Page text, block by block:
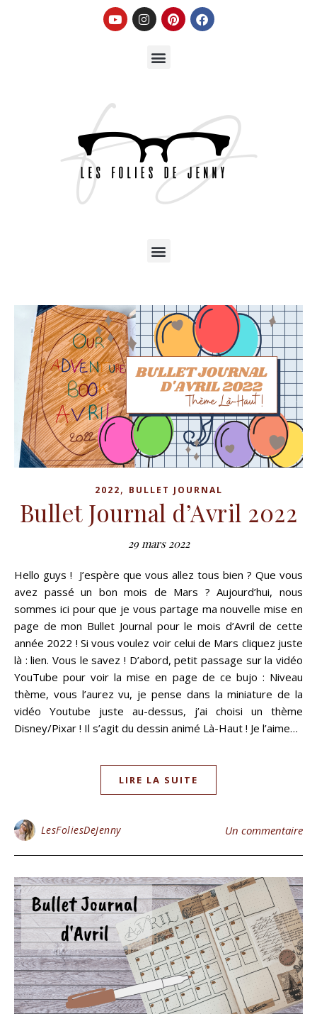
2022, BULLET JOURNAL
Bullet Journal d’Avril 2022
29 mars 2022
Hello guys ! J’espère que vous allez tous bien ? Que vous
avez passé un bon mois de Mars ? Aujourd’hui, nous
sommes ici pour que je vous partage ma nouvelle mise en
page de mon Bullet Journal pour le mois d’Avril de cette
année 2022 ! Si vous voulez voir celui de Mars cliquez juste
là : lien. Vous le savez ! D’abord, petit passage sur la vidéo
YouTube pour voir la mise en page de ce bujo : Niveau
thème, vous l’aurez vu, je pense dans la miniature de la
vidéo Youtube juste au-dessus, j’ai choisi un thème
Disney/Pixar ! Il s’agit du dessin animé Là-Haut ! Je l’aime…
LIRE LA SUITE
LesFoliesDeJenny Un commentaire